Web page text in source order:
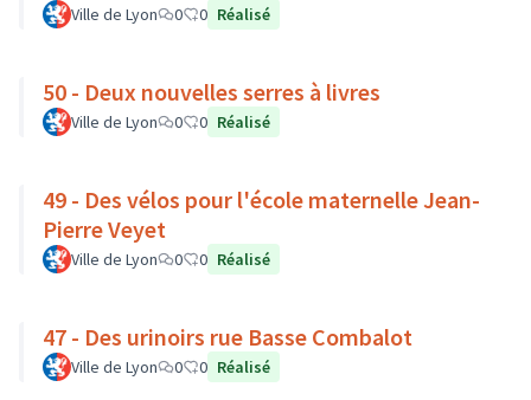
Ville de Lyon 0 0 Réalisé
50 - Deux nouvelles serres à livres
Ville de Lyon 0 0 Réalisé
49 - Des vélos pour l'école maternelle Jean-
Pierre Veyet
Ville de Lyon 0 0 Réalisé
47 - Des urinoirs rue Basse Combalot
Ville de Lyon 0 0 Réalisé